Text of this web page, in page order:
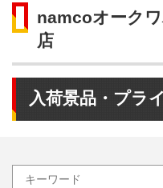
namcoオーク
店
入荷景品・プラ